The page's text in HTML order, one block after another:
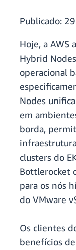
Publicado:
Hoje, a AWS
Hybrid
operacional
Nodes
em
borda,
clusters do
Bottlerocket
para os nós
do VMware
Os clientes
benefícios